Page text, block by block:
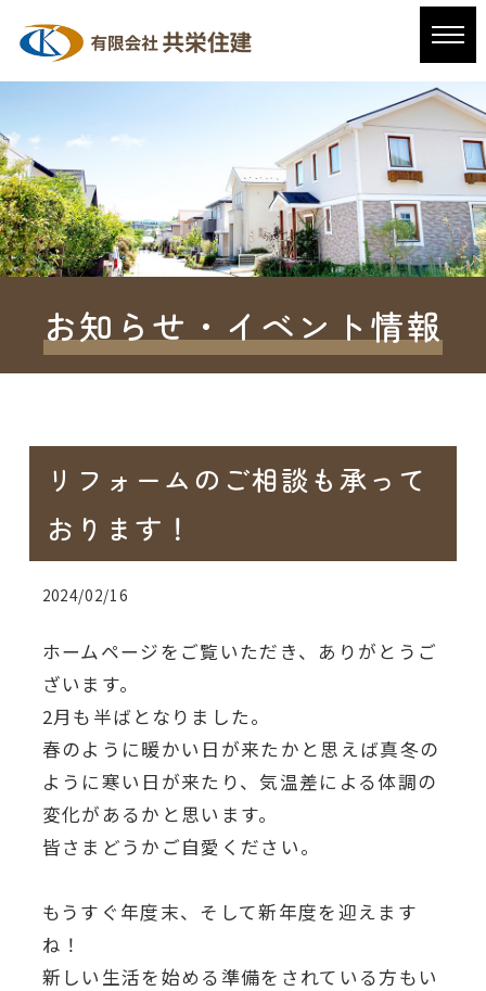
お知らせ・イベント情報
リフォームのご相談も承って
おります！
2024/02/16
ホームページをご覧いただき、ありがとうご
ざいます。
2月も半ばとなりました。
春のように暖かい日が来たかと思えば真冬の
ように寒い日が来たり、気温差による体調の
変化があるかと思います。
皆さまどうかご自愛ください。
もうすぐ年度末、そして新年度を迎えます
ね！
新しい生活を始める準備をされている方もい